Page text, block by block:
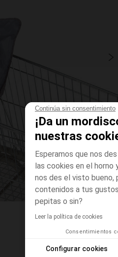
Continúa sin consentimiento
¡Da un
nuestras
Esperamos que nos
las cookies en el horno
nos des el visto bueno,
contenidos a tus
pepitas o sin?
Leer la política de cookies
Consentimientos
Configurar cookies